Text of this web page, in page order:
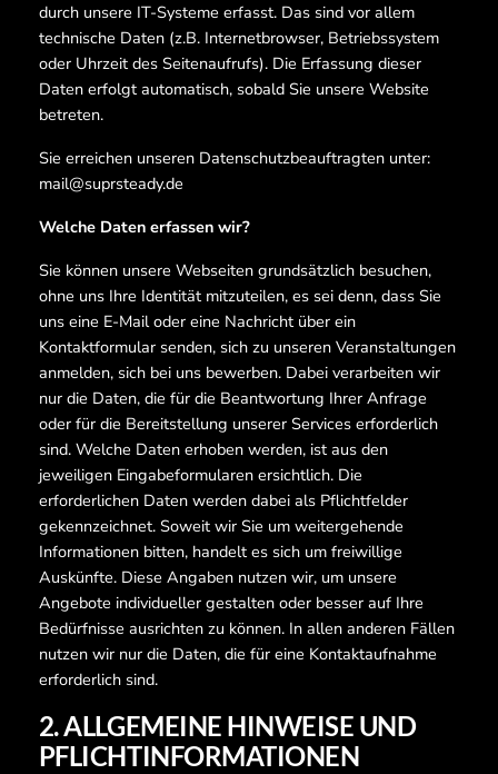
durch unsere IT-Systeme erfasst. Das sind vor allem
technische Daten (z.B. Internetbrowser, Betriebssystem
oder Uhrzeit des Seitenaufrufs). Die Erfassung dieser
Daten erfolgt automatisch, sobald Sie unsere Website
betreten.
Sie erreichen unseren Datenschutzbeauftragten unter:
mail@suprsteady.de
Welche Daten erfassen wir?
Sie können unsere Webseiten grundsätzlich besuchen,
ohne uns Ihre Identität mitzuteilen, es sei denn, dass Sie
uns eine E-Mail oder eine Nachricht über ein
Kontaktformular senden, sich zu unseren Veranstaltungen
anmelden, sich bei uns bewerben. Dabei verarbeiten wir
nur die Daten, die für die Beantwortung Ihrer Anfrage
oder für die Bereitstellung unserer Services erforderlich
sind. Welche Daten erhoben werden, ist aus den
jeweiligen Eingabeformularen ersichtlich. Die
erforderlichen Daten werden dabei als Pflichtfelder
gekennzeichnet. Soweit wir Sie um weitergehende
Informationen bitten, handelt es sich um freiwillige
Auskünfte. Diese Angaben nutzen wir, um unsere
Angebote individueller gestalten oder besser auf Ihre
Bedürfnisse ausrichten zu können. In allen anderen Fällen
nutzen wir nur die Daten, die für eine Kontaktaufnahme
erforderlich sind.
2. ALLGEMEINE HINWEISE UND
PFLICHTINFORMATIONEN